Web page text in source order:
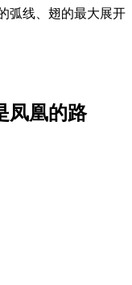
弧线、翅的最大展开
凤凰的路